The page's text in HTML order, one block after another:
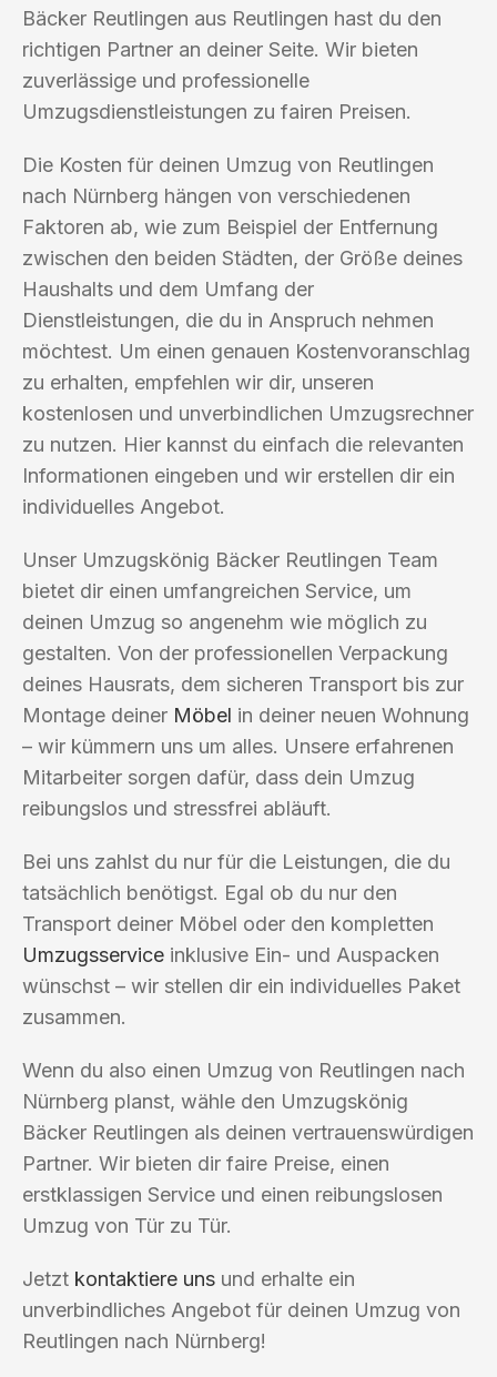
Bäcker Reutlingen aus Reutlingen hast du den
richtigen Partner an deiner Seite. Wir bieten
zuverlässige und professionelle
Umzugsdienstleistungen zu fairen Preisen.
Die Kosten für deinen Umzug von Reutlingen
nach Nürnberg hängen von verschiedenen
Faktoren ab, wie zum Beispiel der Entfernung
zwischen den beiden Städten, der Größe deines
Haushalts und dem Umfang der
Dienstleistungen, die du in Anspruch nehmen
möchtest. Um einen genauen Kostenvoranschlag
zu erhalten, empfehlen wir dir, unseren
kostenlosen und unverbindlichen Umzugsrechner
zu nutzen. Hier kannst du einfach die relevanten
Informationen eingeben und wir erstellen dir ein
individuelles Angebot.
Unser Umzugskönig Bäcker Reutlingen Team
bietet dir einen umfangreichen Service, um
deinen Umzug so angenehm wie möglich zu
gestalten. Von der professionellen Verpackung
deines Hausrats, dem sicheren Transport bis zur
Montage deiner Möbel in deiner neuen Wohnung
– wir kümmern uns um alles. Unsere erfahrenen
Mitarbeiter sorgen dafür, dass dein Umzug
reibungslos und stressfrei abläuft.
Bei uns zahlst du nur für die Leistungen, die du
tatsächlich benötigst. Egal ob du nur den
Transport deiner Möbel oder den kompletten
Umzugsservice inklusive Ein- und Auspacken
wünschst – wir stellen dir ein individuelles Paket
zusammen.
Wenn du also einen Umzug von Reutlingen nach
Nürnberg planst, wähle den Umzugskönig
Bäcker Reutlingen als deinen vertrauenswürdigen
Partner. Wir bieten dir faire Preise, einen
erstklassigen Service und einen reibungslosen
Umzug von Tür zu Tür.
Jetzt kontaktiere uns und erhalte ein
unverbindliches Angebot für deinen Umzug von
Reutlingen nach Nürnberg!